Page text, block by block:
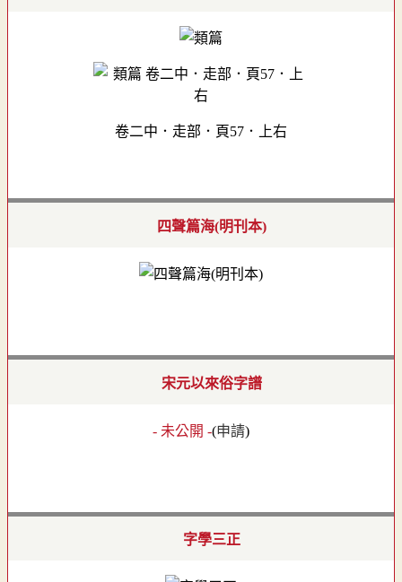
卷二中．走部．頁57．上右
四聲篇海(明刊本)
宋元以來俗字譜
- 未公開 -(申請)
字學三正